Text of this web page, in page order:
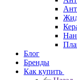
Блог
Бренды
Как купить